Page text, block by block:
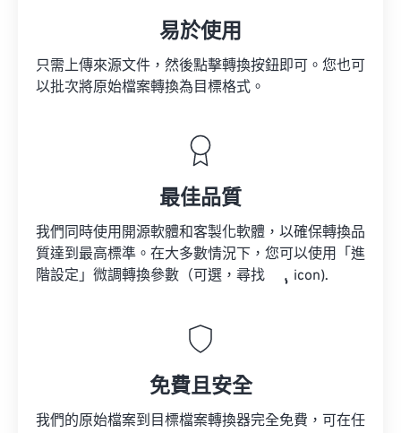
易於使用
只需上傳來源文件，然後點擊轉換按鈕即可。您也可
以批次將原始檔案轉換為目標格式。
最佳品質
我們同時使用開源軟體和客製化軟體，以確保轉換品
質達到最高標準。在大多數情況下，您可以使用「進
階設定」微調轉換參數（可選，尋找
icon).
免費且安全
我們的原始檔案到目標檔案轉換器完全免費，可在任